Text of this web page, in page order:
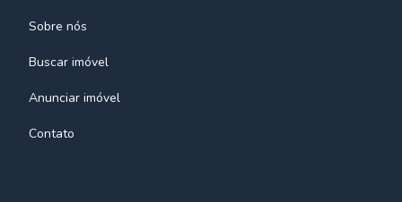
Sobre nós
Buscar imóvel
Anunciar imóvel
Contato